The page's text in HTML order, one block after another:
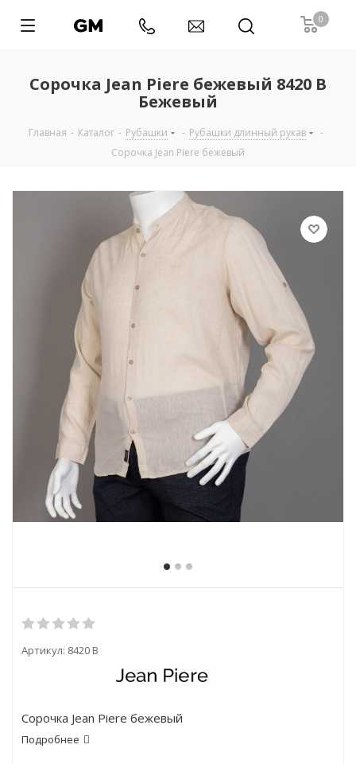
0
Сорочка Jean Piere бежевый 8420 B
Бежевый
Главная - Каталог - Рубашки - Рубашки длинный рукав
-
Сорочка Jean Piere бежевый
Артикул: 8420 B
Сорочка Jean Piere бежевый
Подробнее